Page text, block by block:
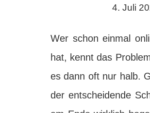
4. Juli
Wer schon einmal
hat, kennt das
es dann oft nur halb.
der entscheidende